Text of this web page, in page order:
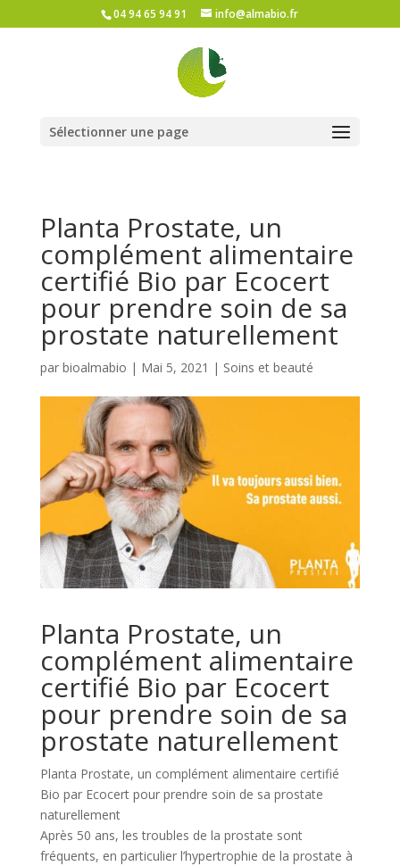
04 94 65 94 91 info@almabio.fr
Sélectionner une page
Planta Prostate, un
complément alimentaire
certifié Bio par Ecocert
pour prendre soin de sa
prostate naturellement
par bioalmabio | Mai 5, 2021 | Soins et beauté
Planta Prostate, un
complément alimentaire
certifié Bio par Ecocert
pour prendre soin de sa
prostate naturellement
Planta Prostate, un complément alimentaire certifié
Bio par Ecocert pour prendre soin de sa prostate
naturellement
Après 50 ans, les troubles de la prostate sont
fréquents, en particulier l’hypertrophie de la prostate à